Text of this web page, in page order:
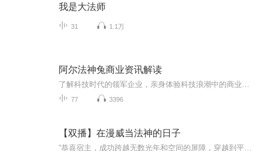
我是大法师
31 1.1万
阿尔法神兔商业资讯解读
77 3396
【双播】在漫威当法神的日子